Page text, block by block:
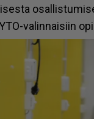
va­lin­nai­siin